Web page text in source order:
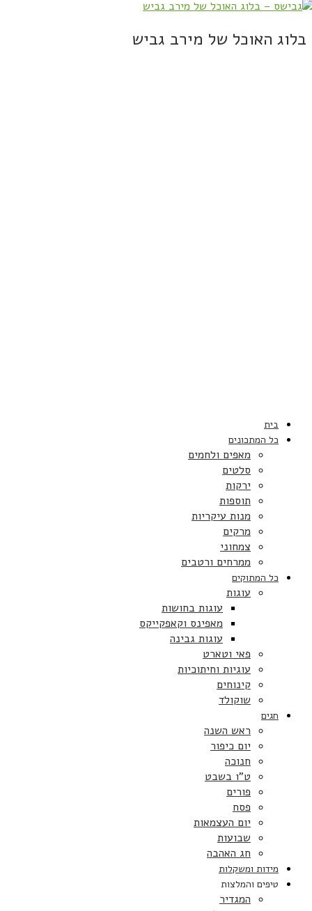
בלוג האוכל של מירב גביש
בית
כל המתכונים
מאפים ולחמים
סלטים
ירקות
תוספות
מנות עיקריות
מרקים
צמחוני
ממרחים ורטבים
כל המתוקים
עוגות
עוגות בחושות
מאפינס וקאפקייקס
עוגות גבינה
פאי וטארט
עוגיות וחיתוכיות
קינוחים
שוקולד
חגים
ראש השנה
יום כיפור
חנוכה
ט”ו בשבט
פורים
פסח
יום העצמאות
שבועות
חג האהבה
מידות ומשקלות
טיפים והמלצות
המגדיר